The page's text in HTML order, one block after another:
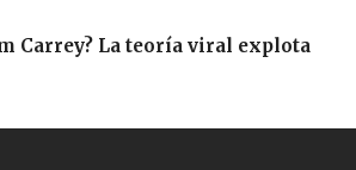
Carrey? La teoría viral explota